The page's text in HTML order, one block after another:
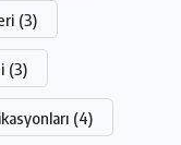
(3)
(3)
(4)